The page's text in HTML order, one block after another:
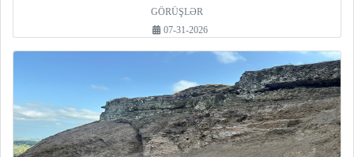
GÖRÜŞLƏR
07-31-2026